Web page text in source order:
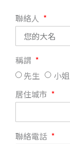
聯絡人
稱謂
先生
小姐
居住城市
聯絡電話